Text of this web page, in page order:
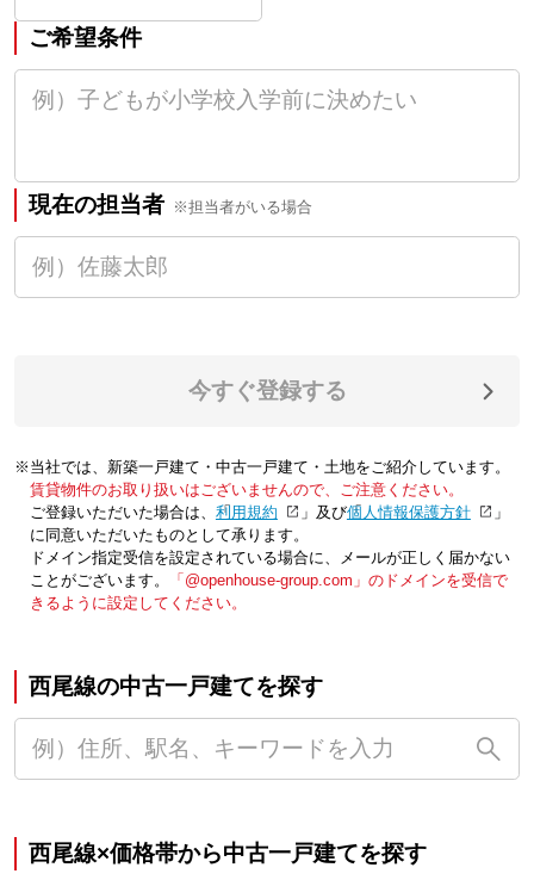
ご希望条件
現在の担当者 ※担当者がいる場合
今すぐ登録する
※当社では、新築一戸建て・中古一戸建て・土地をご紹介しています。
賃貸物件のお取り扱いはございませんので、ご注意ください。
ご登録いただいた場合は、「利用規約 」及び「個人情報保護方針
」
に同意いただいたものとして承ります。
ドメイン指定受信を設定されている場合に、メールが正しく届かない
ことがございます。
「@openhouse-group.com」のドメインを受信で
きるように設定してください。
西尾線の中古一戸建てを探す
西尾線×価格帯から中古一戸建てを探す